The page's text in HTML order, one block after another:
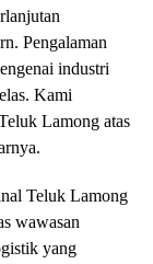
Pengalaman
industri
Kami
Lamong atas
Teluk Lamong
wawasan
yang